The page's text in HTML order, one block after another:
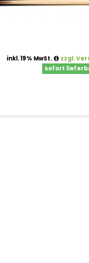
inkl. 19% MwSt. zzgl.
sofort